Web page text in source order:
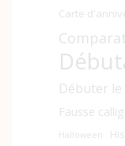
Carte
Débuter
Fausse
Halloween